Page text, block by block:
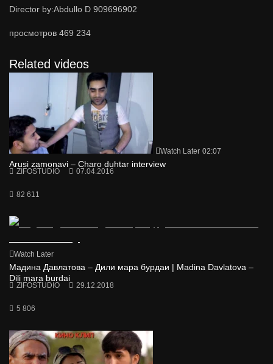
Director by:Abdullo D 909696902
просмотров 469 234
Related videos
Watch Later 02:07
Arusi zamonavi – Charo duhtar interview
ZIFOSTUDIO 07.04.2016
82 611
Watch Later
Мадина Давлатова – Дили мара бурдаи | Madina Davlatova –
Dili mara burdai
ZIFOSTUDIO 29.12.2018
5 806